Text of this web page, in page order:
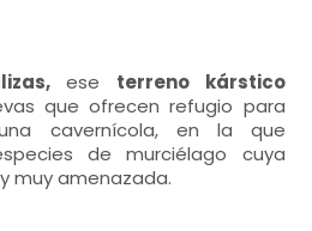
ese terreno kárstico
que ofrecen refugio para
cavernícola, en la que
de murciélago cuya
muy amenazada.